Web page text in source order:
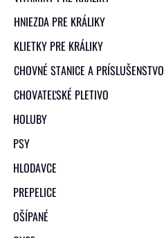
HNIEZDA PRE KRÁLIKY
KLIETKY PRE KRÁLIKY
CHOVNÉ STANICE A PRÍSLUŠENSTVO
CHOVATEĽSKÉ PLETIVO
HOLUBY
PSY
HLODAVCE
PREPELICE
OŠÍPANÉ